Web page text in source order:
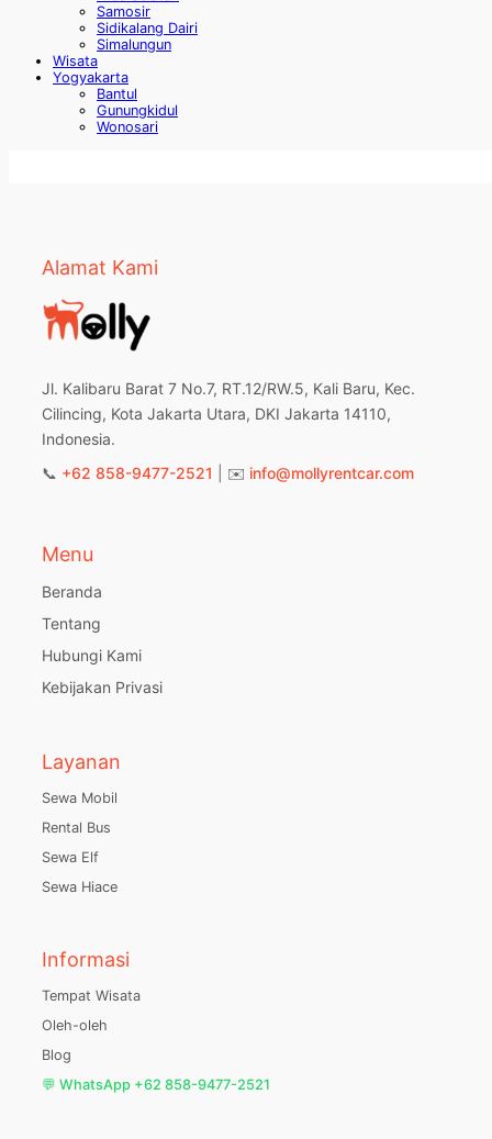
Samosir
Sidikalang Dairi
Simalungun
Wisata
Yogyakarta
Bantul
Gunungkidul
Wonosari
Alamat Kami
Jl. Kalibaru Barat 7 No.7, RT.12/RW.5, Kali Baru, Kec.
Cilincing, Kota Jakarta Utara, DKI Jakarta 14110,
Indonesia.
📞 +62 858-9477-2521 | ✉️ info@mollyrentcar.com
Menu
Beranda
Tentang
Hubungi Kami
Kebijakan Privasi
Layanan
Sewa Mobil
Rental Bus
Sewa Elf
Sewa Hiace
Informasi
Tempat Wisata
Oleh-oleh
Blog
💬 WhatsApp +62 858-9477-2521